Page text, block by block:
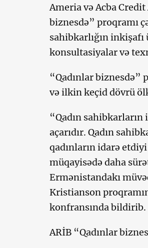
Ameria və Acba
biznesdə” proqramı
sahibkarlığın
konsultasiyalar və
“Qadınlar biznesdə”
və ilkin keçid dövrü
“Qadın
açarıdır. Qadın
qadınların idarə
müqayisədə daha
Ermənistandakı
Kristianson
konfransında bildirib.
ARİB “Qadınlar